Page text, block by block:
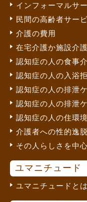
インフォーマルサ
民間の高齢者サー
介護の費用
在宅介護か施設介
認知症の人の食事
認知症の人の入浴
認知症の人の排泄
認知症の人の排泄
認知症の人の住環
介護者への性的逸
その人らしさを中
ユマニチュード
ユマニチュードとは